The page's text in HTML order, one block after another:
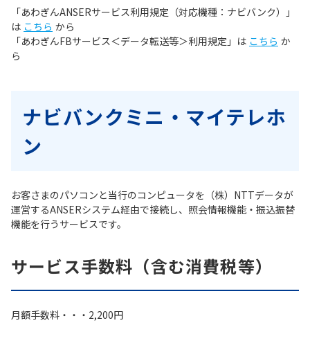
「あわぎんANSERサービス利用規定（対応機種：ナビバンク）」
は こちら から
「あわぎんFBサービス＜データ転送等＞利用規定」は こちら か
ら
ナビバンクミニ・マイテレホ
ン
お客さまのパソコンと当行のコンピュータを（株）NTTデータが
運営するANSERシステム経由で接続し、照会情報機能・振込振替
機能を行うサービスです。
サービス手数料（含む消費税等）
月額手数料・・・2,200円